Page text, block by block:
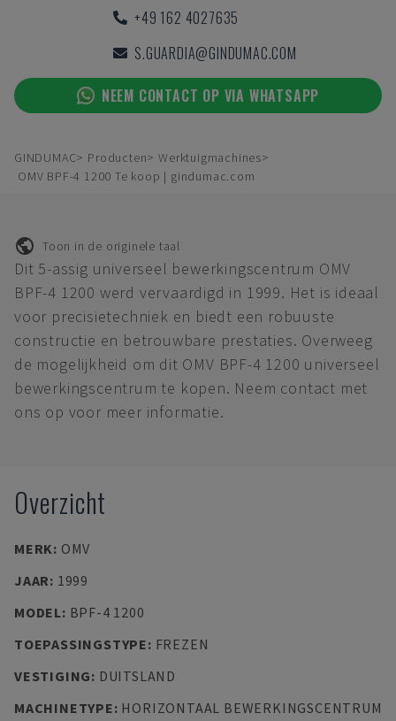
+49 162 4027635
S.GUARDIA@GINDUMAC.COM
NEEM CONTACT OP VIA WHATSAPP
GINDUMAC Producten
Werktuigmachines
OMV BPF-4 1200 Te koop | gindumac.com
Toon in de originele taal
Dit 5-assig universeel bewerkingscentrum OMV
BPF-4 1200 werd vervaardigd in 1999. Het is ideaal
voor precisietechniek en biedt een robuuste
constructie en betrouwbare prestaties. Overweeg
de mogelijkheid om dit OMV BPF-4 1200 universeel
bewerkingscentrum te kopen. Neem contact met
ons op voor meer informatie.
Overzicht
MERK: OMV
JAAR: 1999
MODEL: BPF-4 1200
TOEPASSINGSTYPE: FREZEN
VESTIGING: DUITSLAND
MACHINETYPE: HORIZONTAAL BEWERKINGSCENTRUM